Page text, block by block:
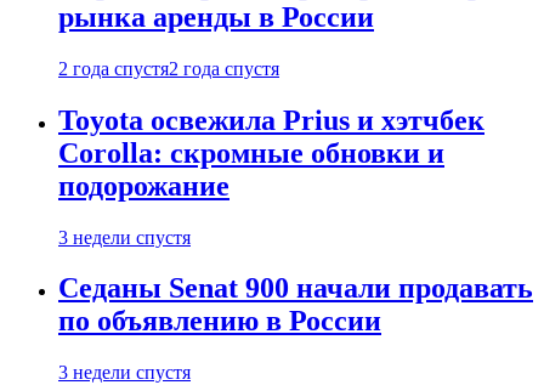
рынка аренды в России
2 года спустя2 года спустя
Toyota освежила Prius и хэтчбек
Corolla: скромные обновки и
подорожание
3 недели спустя
Седаны Senat 900 начали продавать
по объявлению в России
3 недели спустя